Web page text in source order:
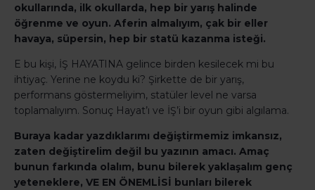
okullarında, ilk okullarda, hep bir yarış halinde
öğrenme ve oyun. Aferin almalıyım, çak bir eller
havaya, süpersin, hep bir statü kazanma isteği.
E bu kişi, İŞ HAYATINA gelince birden kesilecek mi bu
ihtiyaç. Yerine ne koydu ki? Şirkette de bir yarış,
performans göstermeliyim, statüler level ne varsa
toplamalıyım. Sonuç Hayat’ı ve İŞ’i bir oyun gibi algılama.
Buraya kadar yazdıklarımı değiştirmemiz imkansız,
zaten değiştirelim değil bu yazının amacı. Amaç
bunun farkında olalım, bunu bilerek yaklaşalım genç
yeteneklere, VE EN ÖNEMLİSİ bunları bilerek